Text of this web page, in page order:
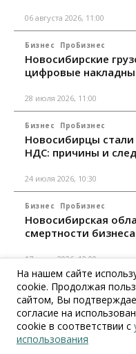
06 августа 2026, 11:00
Бизнес ПроБизнес
Новосибирские
цифровые
28 июля 2026, 11:00
Бизнес ПроБизнес
Новосибирцы стали
НДС: причины и
24 июля 2026, 10:30
Бизнес ПроБизнес
Новосибирская
смертности бизнеса
17 июля 2026, 12:00
Все материалы
На нашем сайте
cookie. Продолжая
сайтом, Вы
согласие на
cookie в соответствии с
использования